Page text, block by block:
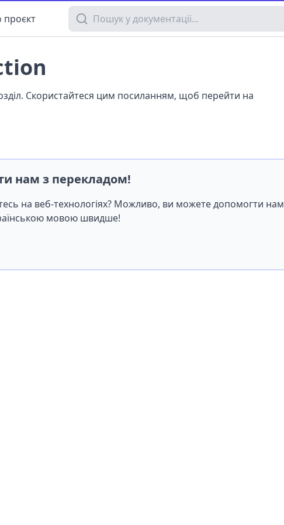
проєкт Пошук у документації
Скористайтеся цим посиланням, щоб перейти на
нам з перекладом!
на веб-технологіях? Можливо, ви можете допомогти нам
мовою швидше!